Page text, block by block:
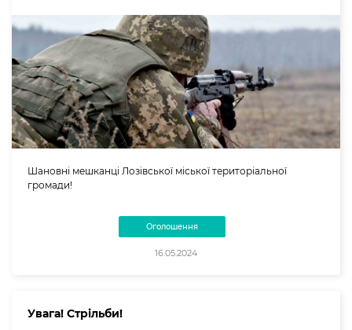
Шановні мешканці Лозівської міської територіальної
громади!
Оголошення
16.05.2024
Увага! Стрільби!